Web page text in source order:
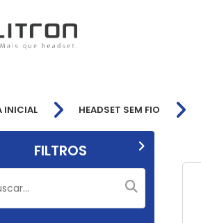
INICIAL HEADSET SEM FIO
FILTROS